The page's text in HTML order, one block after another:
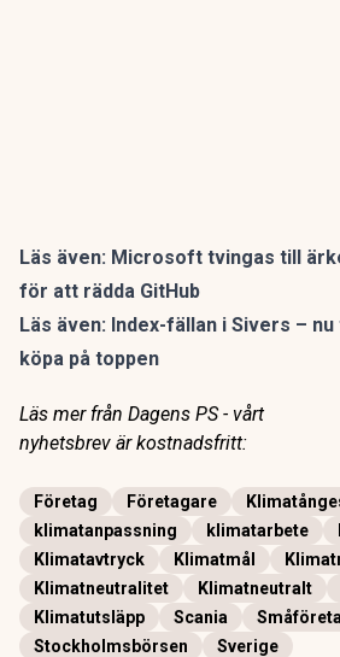
Läs även: Microsoft tvingas till
för att rädda GitHub
Läs även: Index-fällan i Sivers –
köpa på toppen
Läs mer från Dagens PS - vårt
nyhetsbrev är kostnadsfritt:
Företag Företagare
klimatanpassning
klimatarbete
Klimatavtryck
Klimatmål
Klimatneutralitet
Klimatneutralt
Klimatutsläpp
Scania
Stockholmsbörsen
Sverige